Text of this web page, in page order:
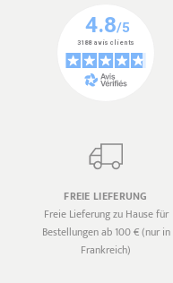
FREIE LIEFERUNG
Freie Lieferung zu Hause für
Bestellungen ab 100 € (nur in
Frankreich)